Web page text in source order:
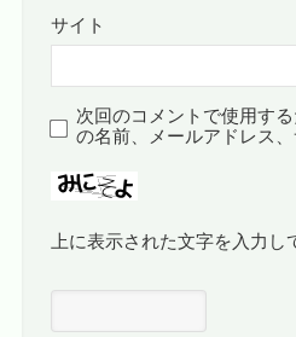
サイト
次回のコメントで使用す
の名前、メールアドレス、
上に表示された文字を入力し